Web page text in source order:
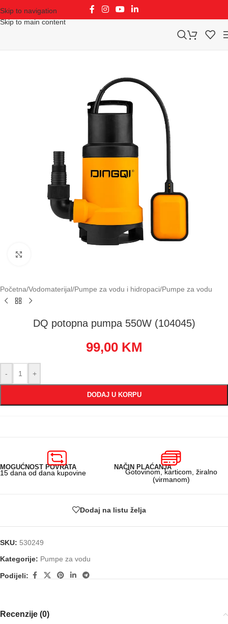
Skip to navigation
Skip to main content
Početna/Vodomaterijal/Pumpe za vodu i hidropaci/Pumpe za vodu
DQ potopna pumpa 550W (104045)
99,00 KM
- +
DODAJ U KORPU
MOGUĆNOST POVRATA
15 dana od dana kupovine
NAČIN PLAĆANJA
Gotovinom, karticom, žiralno
(virmanom)
Dodaj na listu želja
SKU: 530249
Kategorije: Pumpe za vodu
Podijeli:
Recenzije (0)